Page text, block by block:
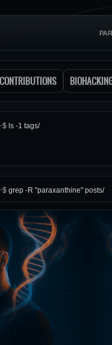
CONTRIBUTIONS
$ ls -1 tags/
$ grep -R "paraxanthine" posts/